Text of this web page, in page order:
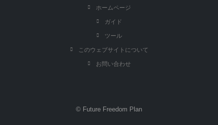
ホームページ
ガイド
ツール
このウェブサイトについて
お問い合わせ
© Future Freedom Plan